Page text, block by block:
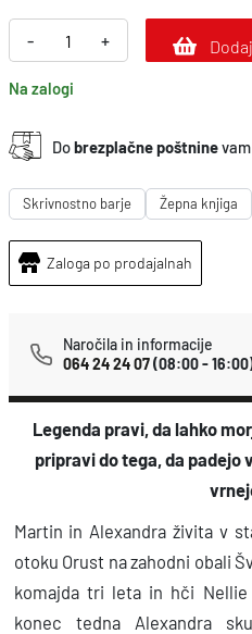
-
i
m
s
k
a
v
d
n
a
+
Na zalogi
Dobrezplačne poštninevam
Skrivnostno barje Žepna knjiga
Zaloga po prodajalnah
Naročila in informacije
064 24 24 07(08:00 -
Legenda pravi, da lahko
pripravi do tega, da padejo
Martin in Alexandra živita v
otoku Orust na zahodni obali
komajda tri leta in hči
konec tedna Alexandra